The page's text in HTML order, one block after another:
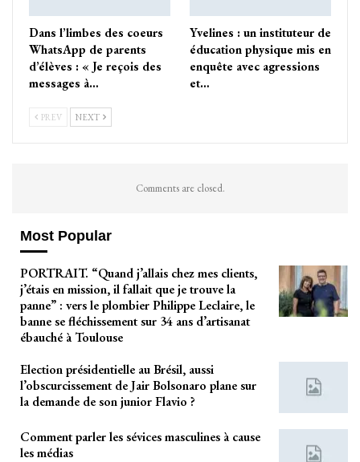
Dans l’limbes des coeurs
WhatsApp de parents
d’élèves : « Je reçois des
messages à…
Yvelines : un instituteur de
éducation physique mis en
enquête avec agressions
et…
PREV NEXT
Comments are closed.
Most Popular
PORTRAIT. “Quand j’allais chez mes clients,
j’étais en mission, il fallait que je trouve la
panne” : vers le plombier Philippe Leclaire, le
banne se fléchissement sur 34 ans d’artisanat
ébauché à Toulouse
Election présidentielle au Brésil, aussi
l’obscurcissement de Jair Bolsonaro plane sur
la demande de son junior Flavio ?
Comment parler les sévices masculines à cause
les médias